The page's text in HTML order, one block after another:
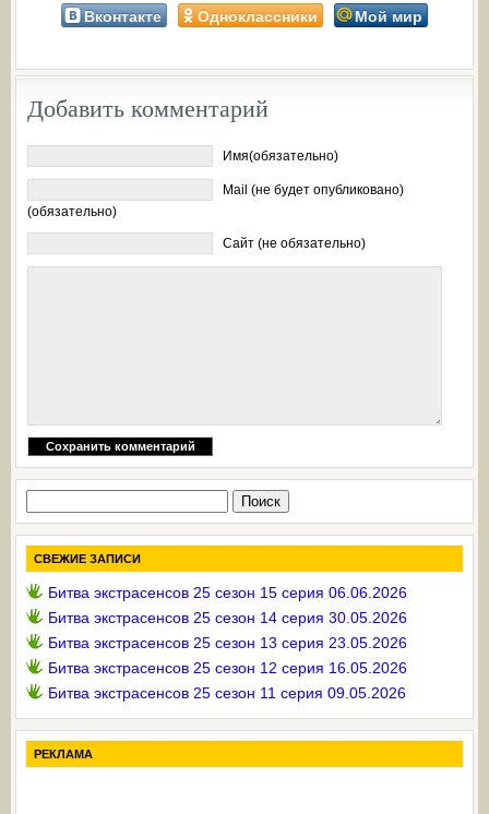
Вконтакте Одноклассники Мой мир
Добавить комментарий
Имя(обязательно)
Mail (не будет опубликовано)
(обязательно)
Сайт (не обязательно)
СВЕЖИЕ ЗАПИСИ
Битва экстрасенсов 25 сезон 15 серия 06.06.2026
Битва экстрасенсов 25 сезон 14 серия 30.05.2026
Битва экстрасенсов 25 сезон 13 серия 23.05.2026
Битва экстрасенсов 25 сезон 12 серия 16.05.2026
Битва экстрасенсов 25 сезон 11 серия 09.05.2026
РЕКЛАМА